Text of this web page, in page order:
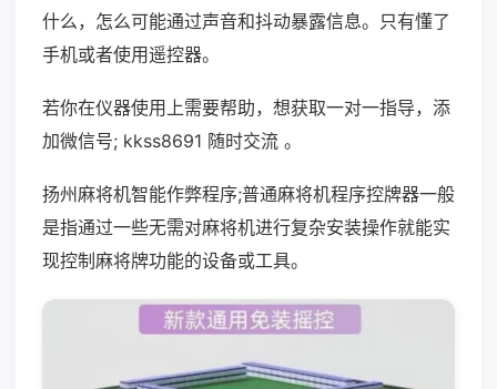
什么，怎么可能通过声音和抖动暴露信息。只有懂了
手机或者使用遥控器。
若你在仪器使用上需要帮助，想获取一对一指导，添
加微信号; kkss8691 随时交流 。
扬州麻将机智能作弊程序;普通麻将机程序控牌器一般
是指通过一些无需对麻将机进行复杂安装操作就能实
现控制麻将牌功能的设备或工具。